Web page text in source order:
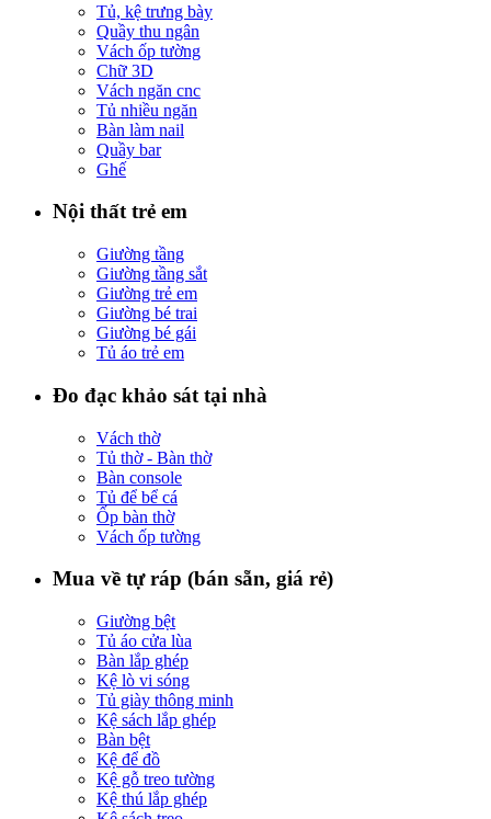
Tủ, kệ trưng bày
Quầy thu ngân
Vách ốp tường
Chữ 3D
Vách ngăn cnc
Tủ nhiều ngăn
Bàn làm nail
Quầy bar
Ghế
Nội thất trẻ em
Giường tầng
Giường tầng sắt
Giường trẻ em
Giường bé trai
Giường bé gái
Tủ áo trẻ em
Đo đạc khảo sát tại nhà
Vách thờ
Tủ thờ - Bàn thờ
Bàn console
Tủ để bể cá
Ốp bàn thờ
Vách ốp tường
Mua về tự ráp (bán sẵn, giá rẻ)
Giường bệt
Tủ áo cửa lùa
Bàn lắp ghép
Kệ lò vi sóng
Tủ giày thông minh
Kệ sách lắp ghép
Bàn bệt
Kệ để đồ
Kệ gỗ treo tường
Kệ thú lắp ghép